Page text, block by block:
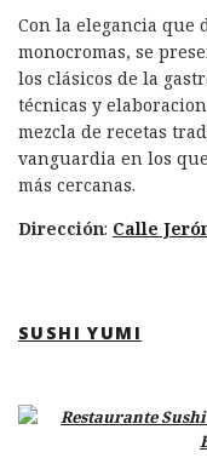
Con la elegancia que
monocromas, se
los clásicos de la
técnicas y
mezcla de recetas
vanguardia en los
más cercanas.
Dirección: Calle
SUSHI YUMI